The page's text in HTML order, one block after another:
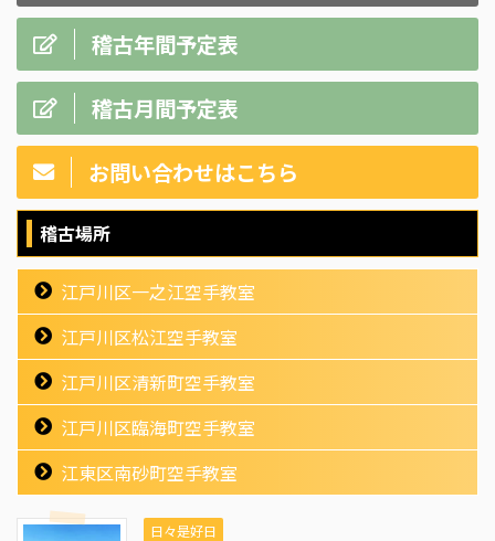
稽古年間予定表
稽古月間予定表
お問い合わせはこちら
稽古場所
江戸川区一之江空手教室
江戸川区松江空手教室
江戸川区清新町空手教室
江戸川区臨海町空手教室
江東区南砂町空手教室
日々是好日